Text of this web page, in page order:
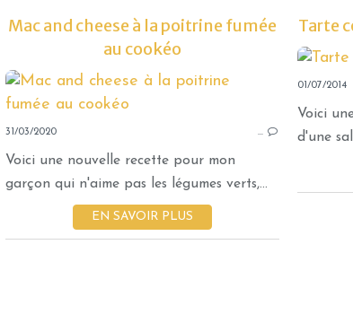
Mac and cheese à la poitrine fumée
au cookéo
31/03/2020 …
Voici une nouvelle recette pour mon
garçon qui n'aime pas les légumes verts,...
EN SAVOIR PLUS
Tarte
01/07/2014
Voici
d'une